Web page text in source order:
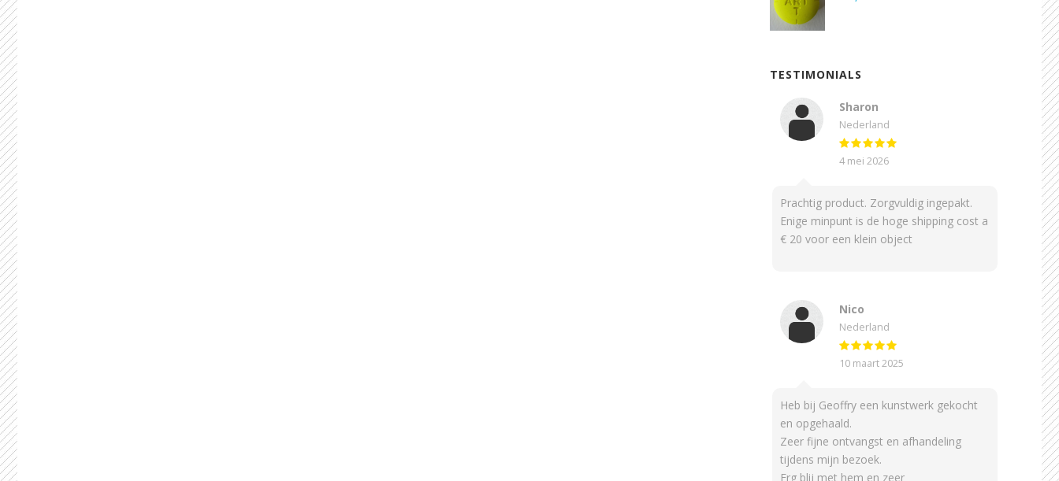
TESTIMONIALS
Sharon
Nederland
4 mei 2026
Prachtig product. Zorgvuldig ingepakt.
Enige minpunt is de hoge shipping cost a
€ 20 voor een klein object
Nico
Nederland
10 maart 2025
Heb bij Geoffry een kunstwerk gekocht
en opgehaald.
Zeer fijne ontvangst en afhandeling
tijdens mijn bezoek.
Erg blij met hem en zeer